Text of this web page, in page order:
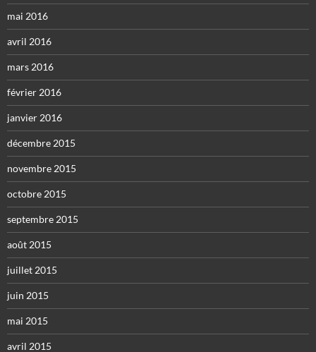
mai 2016
avril 2016
mars 2016
février 2016
janvier 2016
décembre 2015
novembre 2015
octobre 2015
septembre 2015
août 2015
juillet 2015
juin 2015
mai 2015
avril 2015